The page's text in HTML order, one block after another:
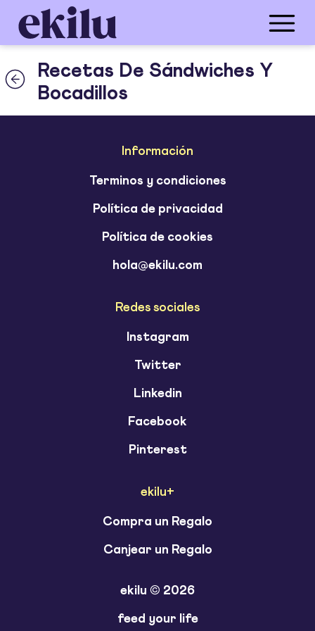
Recetas De Sándwiches Y
Bocadillos
Información
Terminos y condiciones
Política de privacidad
Política de cookies
hola@ekilu.com
Redes sociales
Instagram
Twitter
Linkedin
Facebook
Pinterest
ekilu+
Compra un Regalo
Canjear un Regalo
ekilu © 2026
feed your life